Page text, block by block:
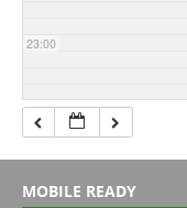
23:00
MOBILE READY